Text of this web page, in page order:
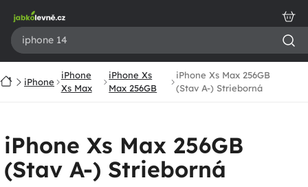
obsah
DomoviPhone
iPhone
Xs Max
iPhone Xs
Max 256GB
iPhone Xs Max 256GB
(Stav A-) Strieborná
iPhone Xs Max 256GB
(Stav A-) Strieborná